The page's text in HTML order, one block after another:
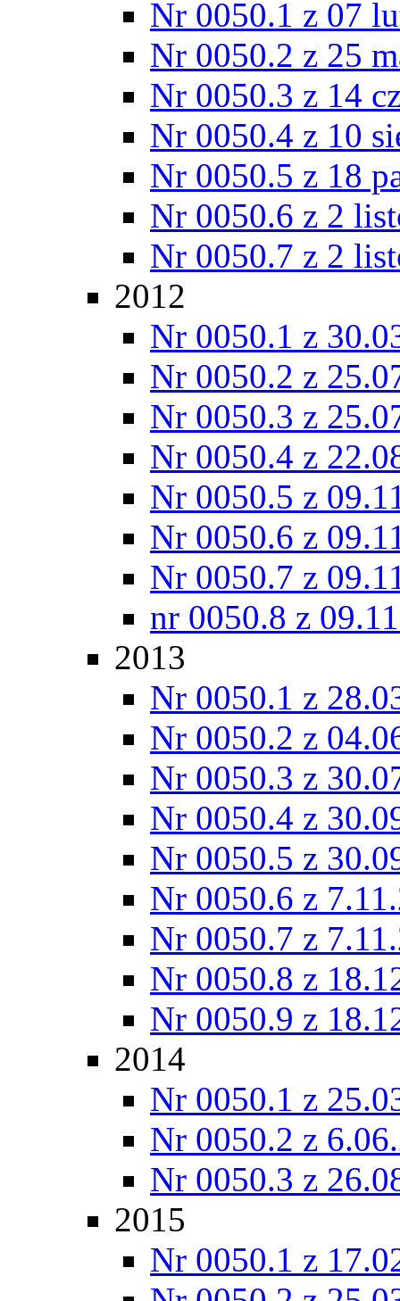
Nr 0050.1 z 07
Nr 0050.2 z 25
Nr 0050.3 z 14
Nr 0050.4 z 10
Nr 0050.5 z 18
Nr 0050.6 z 2
Nr 0050.7 z 2
2012
Nr 0050.1 z
Nr 0050.2 z
Nr 0050.3 z
Nr 0050.4 z
Nr 0050.5 z
Nr 0050.6 z
Nr 0050.7 z
nr 0050.8 z
2013
Nr 0050.1 z
Nr 0050.2 z
Nr 0050.3 z
Nr 0050.4 z
Nr 0050.5 z
Nr 0050.6 z
Nr 0050.7 z
Nr 0050.8 z
Nr 0050.9 z
2014
Nr 0050.1 z
Nr 0050.2 z
Nr 0050.3 z
2015
Nr 0050.1 z